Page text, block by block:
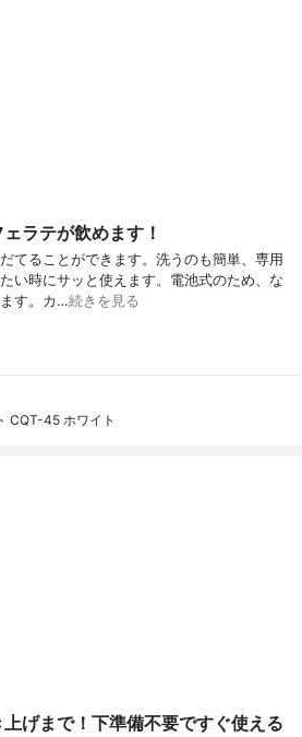
ラテが飲めます！
てることができます。洗うのも簡単、専用
い時にサッと使えます。電池式のため、な
す。カ…続きを見る
CQT-45 ホワイト
げまで！下準備不要ですぐ使える